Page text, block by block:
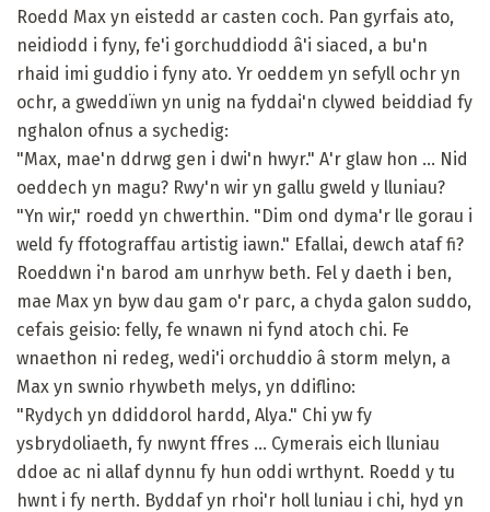
Roedd Max yn eistedd ar casten coch. Pan gyrfais ato,
neidiodd i fyny, fe'i gorchuddiodd â'i siaced, a bu'n
rhaid imi guddio i fyny ato. Yr oeddem yn sefyll ochr yn
ochr, a gweddïwn yn unig na fyddai'n clywed beiddiad fy
nghalon ofnus a sychedig:
"Max, mae'n ddrwg gen i dwi'n hwyr." A'r glaw hon ... Nid
oeddech yn magu? Rwy'n wir yn gallu gweld y lluniau?
"Yn wir," roedd yn chwerthin. "Dim ond dyma'r lle gorau i
weld fy ffotograffau artistig iawn." Efallai, dewch ataf fi?
Roeddwn i'n barod am unrhyw beth. Fel y daeth i ben,
mae Max yn byw dau gam o'r parc, a chyda galon suddo,
cefais geisio: felly, fe wnawn ni fynd atoch chi. Fe
wnaethon ni redeg, wedi'i orchuddio â storm melyn, a
Max yn swnio rhywbeth melys, yn ddiflino:
"Rydych yn ddiddorol hardd, Alya." Chi yw fy
ysbrydoliaeth, fy nwynt ffres ... Cymerais eich lluniau
ddoe ac ni allaf dynnu fy hun oddi wrthynt. Roedd y tu
hwnt i fy nerth. Byddaf yn rhoi'r holl luniau i chi, hyd yn